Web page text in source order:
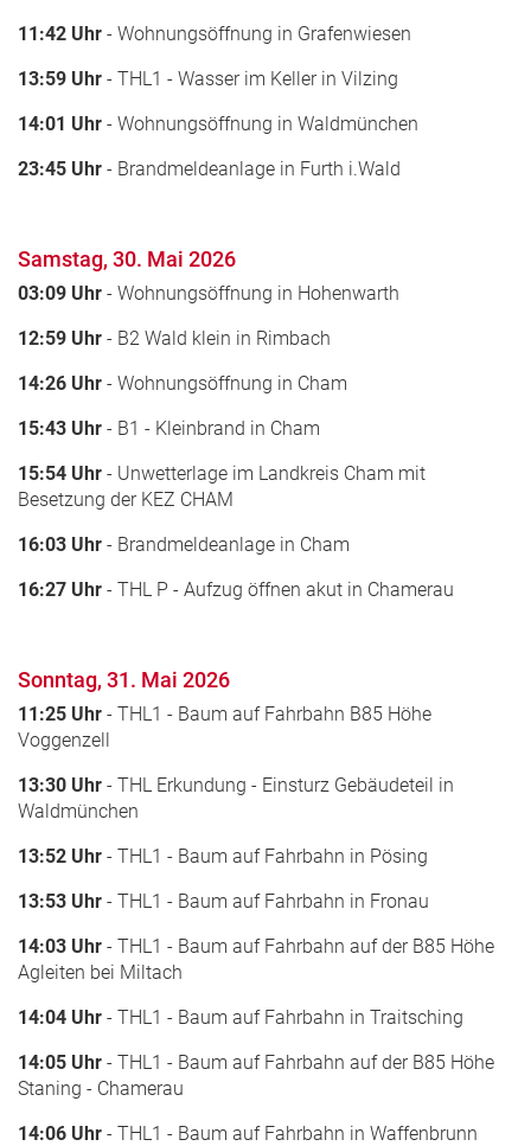
11:42 Uhr - Wohnungsöffnung in Grafenwiesen
13:59 Uhr - THL1 - Wasser im Keller in Vilzing
14:01 Uhr - Wohnungsöffnung in Waldmünchen
23:45 Uhr - Brandmeldeanlage in Furth i.Wald
Samstag, 30. Mai 2026
03:09 Uhr - Wohnungsöffnung in Hohenwarth
12:59 Uhr - B2 Wald klein in Rimbach
14:26 Uhr - Wohnungsöffnung in Cham
15:43 Uhr - B1 - Kleinbrand in Cham
15:54 Uhr - Unwetterlage im Landkreis Cham mit
Besetzung der KEZ CHAM
16:03 Uhr - Brandmeldeanlage in Cham
16:27 Uhr - THL P - Aufzug öffnen akut in Chamerau
Sonntag, 31. Mai 2026
11:25 Uhr - THL1 - Baum auf Fahrbahn B85 Höhe
Voggenzell
13:30 Uhr - THL Erkundung - Einsturz Gebäudeteil in
Waldmünchen
13:52 Uhr - THL1 - Baum auf Fahrbahn in Pösing
13:53 Uhr - THL1 - Baum auf Fahrbahn in Fronau
14:03 Uhr - THL1 - Baum auf Fahrbahn auf der B85 Höhe
Agleiten bei Miltach
14:04 Uhr - THL1 - Baum auf Fahrbahn in Traitsching
14:05 Uhr - THL1 - Baum auf Fahrbahn auf der B85 Höhe
Staning - Chamerau
14:06 Uhr - THL1 - Baum auf Fahrbahn in Waffenbrunn